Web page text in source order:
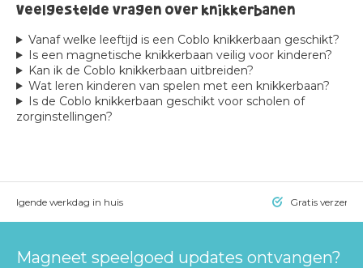
Veelgestelde vragen over knikkerbanen
Vanaf welke leeftijd is een Coblo knikkerbaan geschikt?
Is een magnetische knikkerbaan veilig voor kinderen?
Kan ik de Coblo knikkerbaan uitbreiden?
Wat leren kinderen van spelen met een knikkerbaan?
Is de Coblo knikkerbaan geschikt voor scholen of
zorginstellingen?
volgende werkdag in huis Gratis
Magneet speelgoed updates ontvangen?